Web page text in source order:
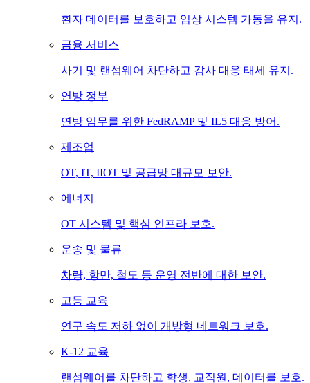
환자 데이터를 보호하고 임상 시스템 가동을 유지.
금융 서비스
사기 및 랜섬웨어 차단하고 감사 대응 태세 유지.
연방 정부
연방 임무를 위한 FedRAMP 및 IL5 대응 방어.
제조업
OT, IT, IIOT 및 공급망 대규모 보안.
에너지
OT 시스템 및 핵심 인프라 보호.
운송 및 물류
차량, 항만, 철도 등 운영 전반에 대한 보안.
고등 교육
연구 속도 저하 없이 개방형 네트워크 보호.
K-12 교육
랜섬웨어를 차단하고 학생, 교직원, 데이터를 보호.